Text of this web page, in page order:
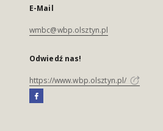
E-Mail
wmbc@wbp.olsztyn.pl
Odwiedź nas!
https://www.wbp.olsztyn.pl/